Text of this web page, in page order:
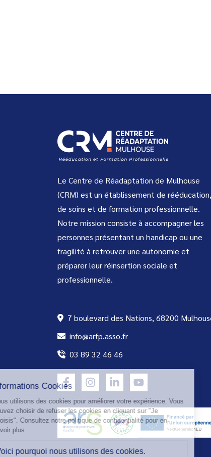
Le Centre de Réadaptation de Mulhouse
(CRM) est un établissement de rééducation,
de soins et de formation professionnelle.
Notre mission consiste à accompagner les
personnes présentant un handicap ou une
fragilité à retrouver une autonomie et
préparer leur réinsertion sociale et
professionnelle.
7 boulevard des Nations, 68200
info@arfp.asso.fr
03 89 32 46 46